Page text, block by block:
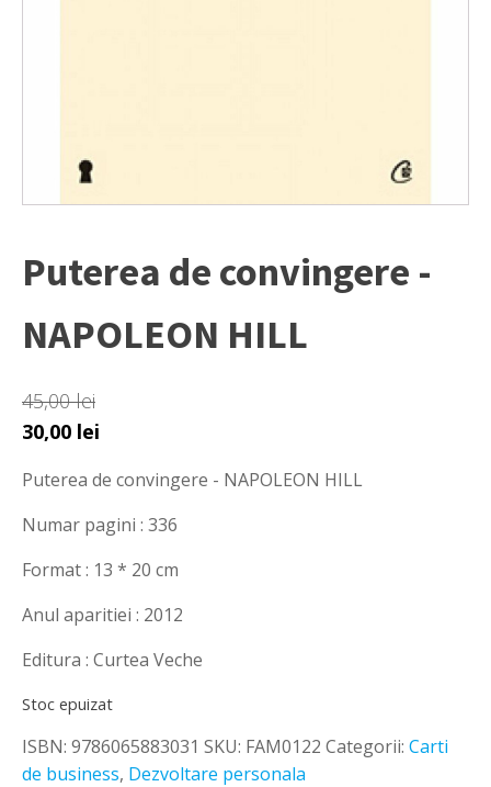
Puterea de convingere -
NAPOLEON HILL
45,00lei
Prețul
a
fost:
30,00 lei
este:
30,00 lei.
Puterea de convingere - NAPOLEON HILL
Numar pagini : 336
Format : 13 * 20 cm
Anul aparitiei : 2012
Editura : Curtea Veche
Stoc epuizat
ISBN: 9786065883031 SKU: FAM0122 Categorii: Carti
de business, Dezvoltare personala